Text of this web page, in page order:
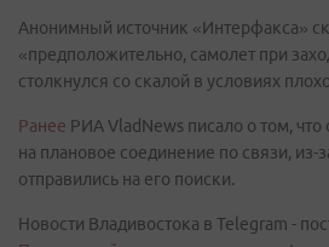
Анонимный источник «Интерфакса»
«предположительно, самолет при
столкнулся со скалой в условиях
Ранее РИА VladNews писало о том,
на плановое соединение по связи, из-
отправились на его поиски.
Новости Владивостока в Telegram -